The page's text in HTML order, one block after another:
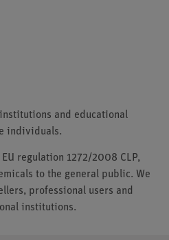
and educational
individuals.
regulation 1272/2008 CLP,
to the general public. We
professional users and
institutions.